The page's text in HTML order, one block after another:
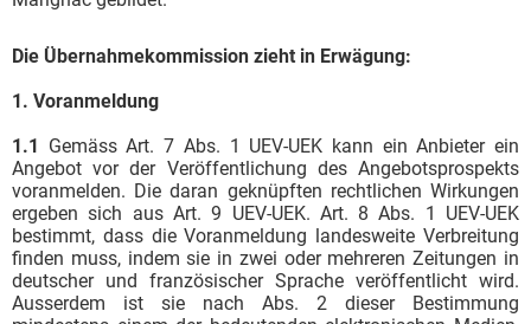
Die Übernahmekommission zieht in Erwägung:
1. Voranmeldung
1.1 Gemäss Art. 7 Abs. 1 UEV-UEK kann ein Anbieter ein
Angebot vor der Veröffentlichung des Angebotsprospekts
voranmelden. Die daran geknüpften rechtlichen Wirkungen
ergeben sich aus Art. 9 UEV-UEK. Art. 8 Abs. 1 UEV-UEK
bestimmt, dass die Voranmeldung landesweite Verbreitung
finden muss, indem sie in zwei oder mehreren Zeitungen in
deutscher und französischer Sprache veröffentlicht wird.
Ausserdem ist sie nach Abs. 2 dieser Bestimmung